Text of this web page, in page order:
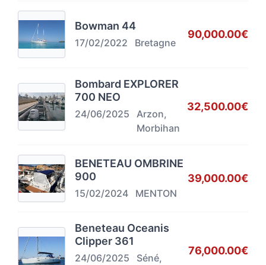
Bowman 44
17/02/2022 Bretagne
90,000.00€
Bombard EXPLORER
700 NEO
24/06/2025
Arzon,
Morbihan
32,500.00€
BENETEAU OMBRINE
900
15/02/2024 MENTON
39,000.00€
Beneteau Oceanis
Clipper 361
24/06/2025
Séné,
76,000.00€